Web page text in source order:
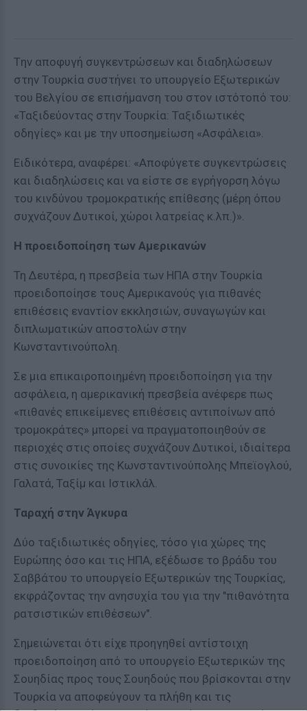
Tην αποφυγή συγκεντρώσεων και διαδηλώσεων
στην Τουρκία συστήνει το υπουργείο Εξωτερικών
του Βελγίου σε επισήμανση του στον ιστότοπό του:
«Ταξιδεύοντας στην Τουρκία: Ταξιδιωτικές
οδηγίες» και με την υποσημείωση «Ασφάλεια».
Ειδικότερα, αναφέρει: «Αποφύγετε συγκεντρώσεις
και διαδηλώσεις και να είστε σε εγρήγορση λόγω
του κινδύνου τρομοκρατικής επίθεσης (μέρη όπου
συχνάζουν Δυτικοί, χώροι λατρείας κ.λπ.)».
Η προειδοποίηση των Αμερικανών
Τη Δευτέρα, η πρεσβεία των ΗΠΑ στην Τουρκία
προειδοποίησε τους Αμερικανούς για πιθανές
επιθέσεις εναντίον εκκλησιών, συναγωγών και
διπλωματικών αποστολών στην
Κωνσταντινούπολη.
Σε μια επικαιροποιημένη προειδοποίηση για την
ασφάλεια, η αμερικανική πρεσβεία ανέφερε πως
«πιθανές επικείμενες επιθέσεις αντιποίνων από
τρομοκράτες» μπορεί να πραγματοποιηθούν σε
περιοχές στις οποίες συχνάζουν Δυτικοί, ιδιαίτερα
στις συνοικίες της Κωνσταντινούπολης Μπεϊογλού,
Γαλατά, Ταξίμ και Ιστικλάλ.
Ταραχή στην Άγκυρα
Δύο ταξιδιωτικές οδηγίες, τόσο για χώρες της
Ευρώπης όσο και τις ΗΠΑ, εξέδωσε το βράδυ του
Σαββάτου το υπουργείο Εξωτερικών της Τουρκίας,
εκφράζοντας την ανησυχία του για την "πιθανότητα
ρατσιστικών επιθέσεων".
Σημειώνεται ότι είχε προηγηθεί αντίστοιχη
προειδοποίηση από το υπουργείο Εξωτερικών της
Σουηδίας προς τους Σουηδούς που βρίσκονται στην
Τουρκία να αποφεύγουν τα πλήθη και τις